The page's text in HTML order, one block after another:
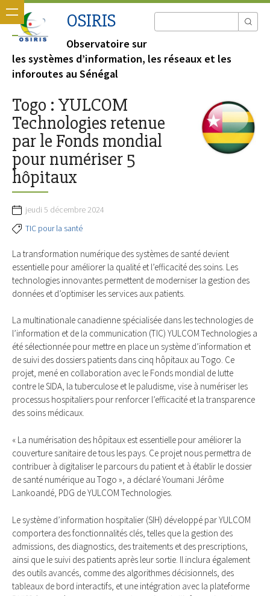
OSIRIS
Observatoire sur
les systèmes d’information, les réseaux et les
inforoutes au Sénégal
Togo : YULCOM
Technologies retenue
par le Fonds mondial
pour numériser 5
hôpitaux
jeudi 5 décembre 2024
TIC pour la santé
La transformation numérique des systèmes de santé devient
essentielle pour améliorer la qualité et l’efficacité des soins. Les
technologies innovantes permettent de moderniser la gestion des
données et d’optimiser les services aux patients.
La multinationale canadienne spécialisée dans les technologies de
l’information et de la communication (TIC) YULCOM Technologies a
été sélectionnée pour mettre en place un système d’information et
de suivi des dossiers patients dans cinq hôpitaux au Togo. Ce
projet, mené en collaboration avec le Fonds mondial de lutte
contre le SIDA, la tuberculose et le paludisme, vise à numériser les
processus hospitaliers pour renforcer l’efficacité et la transparence
des soins médicaux.
« La numérisation des hôpitaux est essentielle pour améliorer la
couverture sanitaire de tous les pays. Ce projet nous permettra de
contribuer à digitaliser le parcours du patient et à établir le dossier
de santé numérique au Togo », a déclaré Youmani Jérôme
Lankoandé, PDG de YULCOM Technologies.
Le système d’information hospitalier (SIH) développé par YULCOM
comportera des fonctionnalités clés, telles que la gestion des
admissions, des diagnostics, des traitements et des prescriptions,
ainsi que le suivi des patients après leur sortie. Il inclura également
des outils avancés, comme des algorithmes décisionnels, des
tableaux de bord interactifs, et une intégration avec la plateforme